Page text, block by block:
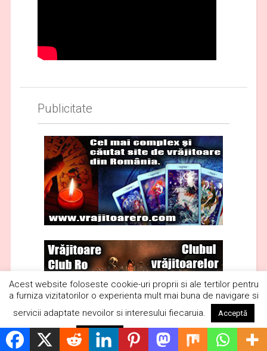
Publicitate
Acest website foloseste cookie-uri proprii si ale tertilor pentru
a furniza vizitatorilor o experienta mult mai buna de navigare si
servicii adaptate nevoilor si interesului fiecaruia.
Acceptă
Respinge Citește mai mult